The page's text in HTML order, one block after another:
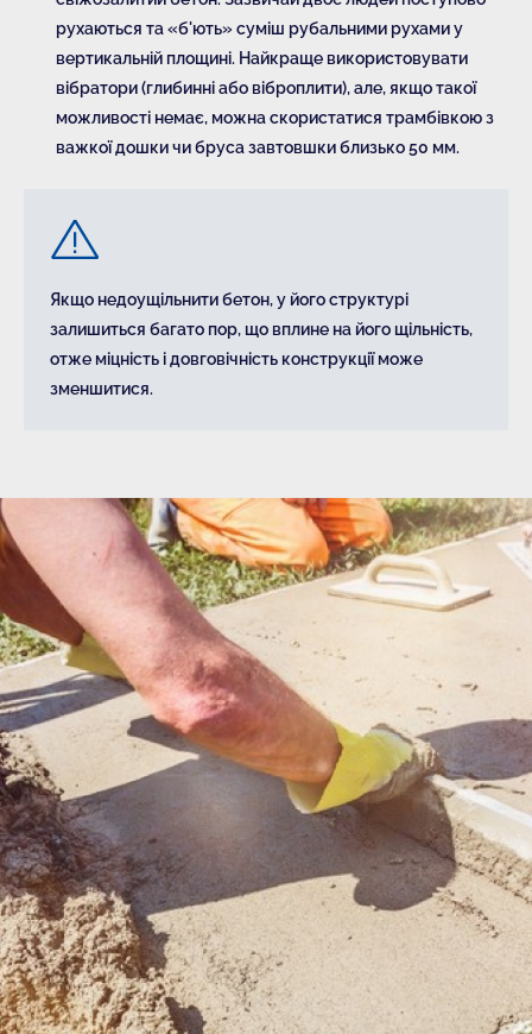
рухаються та «б'ють» суміш рубальними рухами у
вертикальній площині. Найкраще використовувати
вібратори (глибинні або віброплити), але, якщо такої
можливості немає, можна скористатися трамбівкою з
важкої дошки чи бруса завтовшки близько 50 мм.
Якщо недоущільнити бетон, у його структурі
залишиться багато пор, що вплине на його щільність,
отже міцність і довговічність конструкції може
зменшитися.